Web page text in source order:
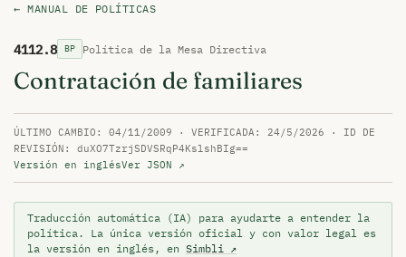
← MANUAL DE POLÍTICAS
4112.8 BP Política de la Mesa Directiva
Contratación de familiares
ÚLTIMO CAMBIO: 04/11/2009 · VERIFICADA: 24/5/2026 · ID DE
REVISIÓN: duXO7TzrjSDVSRqP4KslshBIg==
Versión en inglésVer JSON ↗
Traducción automática (IA) para ayudarte a entender la
política. La única versión oficial y con valor legal es
la versión en inglés, en Simbli ↗